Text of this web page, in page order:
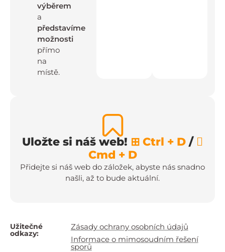
výběrem
a
představíme
možnosti
přímo
na
místě.
Uložte si náš web! ⊞ Ctrl + D / 
Cmd + D
Přidejte si náš web do záložek, abyste nás snadno
našli, až to bude aktuální.
Užitečné
odkazy:
Zásady ochrany osobních údajů
Informace o mimosoudním řešení
sporů